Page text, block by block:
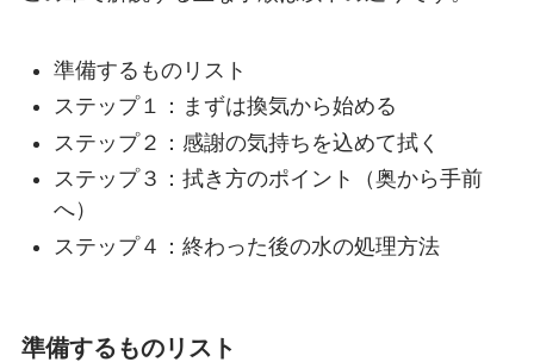
準備するものリスト
ステップ１：まずは換気から始める
ステップ２：感謝の気持ちを込めて拭く
ステップ３：拭き方のポイント（奥から手前
へ）
ステップ４：終わった後の水の処理方法
準備するものリスト